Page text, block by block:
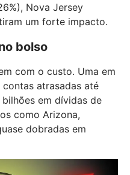
Nova Jersey
um forte impacto.
bolso
com o custo. Uma em
atrasadas até
em dívidas de
como Arizona,
dobradas em